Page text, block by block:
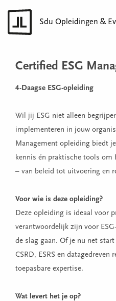
Sdu Opleidingen &
Certified ESG
4-Daagse ESG-opleiding
Wil jij ESG niet alleen
implementeren in jouw
Management opleiding biedt
kennis én praktische tools om
– van beleid tot uitvoering en
Voor wie is deze opleiding?
Deze opleiding is ideaal voor
verantwoordelijk zijn voor
de slag gaan. Of je nu net
CSRD, ESRS en
toepasbare expertise.
Wat levert het je op?